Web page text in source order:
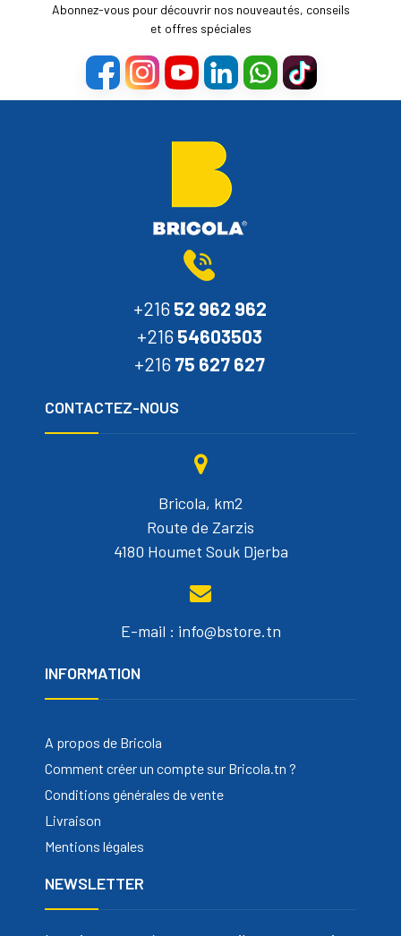
Abonnez-vous pour découvrir nos nouveautés, conseils
et offres spéciales
+216 52 962 962
+216 54603503
+216 75 627 627
CONTACTEZ-NOUS
Bricola, km2
Route de Zarzis
4180 Houmet Souk Djerba
E-mail : info@bstore.tn
INFORMATION
A propos de Bricola
Comment créer un compte sur Bricola.tn ?
Conditions générales de vente
Livraison
Mentions légales
NEWSLETTER